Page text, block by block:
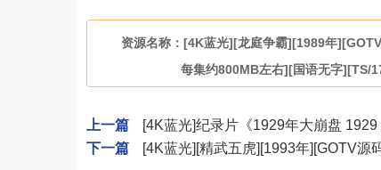
资源名称：[4K蓝光][龙庭争霸][1989年
每集约800MB左右][国语无字][TS/
上一篇
[4K蓝光]纪录片《1929年大崩盘
下一篇
[4K蓝光][精武五虎][1993年][GOTV源